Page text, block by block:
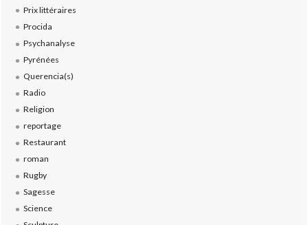
Prix littéraires
Procida
Psychanalyse
Pyrénées
Querencia(s)
Radio
Religion
reportage
Restaurant
roman
Rugby
Sagesse
Science